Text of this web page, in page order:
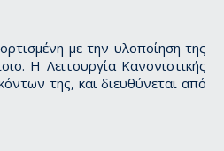
με την υλοποίηση της
Η Λειτουργία Κανονιστικής
της, και διευθύνεται από